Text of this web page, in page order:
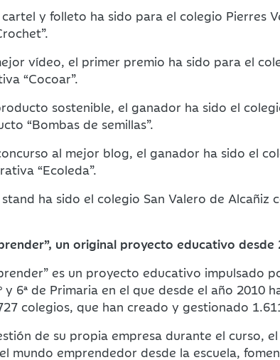
y folleto ha sido para el colegio Pierres
vídeo, el primer premio ha sido para el
“Cocoar”.
sostenible, el ganador ha sido el
“Bombas de semillas”.
al mejor blog, el ganador ha sido el
“Ecoleda”.
ha sido el colegio San Valero de Alcañiz
un original proyecto educativo desde
es un proyecto educativo impulsado
y 6ª de Primaria en el que desde el año 2010
colegios, que han creado y gestionado
de su propia empresa durante el curso,
mundo emprendedor desde la escuela,